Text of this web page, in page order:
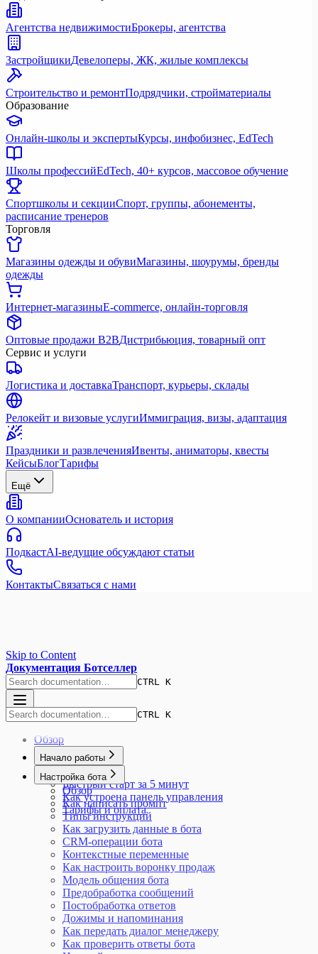
Агентства недвижимостиБрокеры, агентства
ЗастройщикиДевелоперы, ЖК, жилые комплексы
Строительство и ремонтПодрядчики, стройматериалы
Образование
Онлайн-школы и экспертыКурсы, инфобизнес, EdTech
Школы профессийEdTech, 40+ курсов, массовое обучение
Спортшколы и секцииСпорт, группы, абонементы,
расписание тренеров
Торговля
Магазины одежды и обувиМагазины, шоурумы, бренды
одежды
Интернет-магазиныE-commerce, онлайн-торговля
Оптовые продажи B2BДистрибьюция, товарный опт
Сервис и услуги
Логистика и доставкаТранспорт, курьеры, склады
Релокейт и визовые услугиИммиграция, визы, адаптация
Праздники и развлеченияИвенты, аниматоры, квесты
КейсыБлогТарифы
Ещё
О компанииОснователь и история
ПодкастAI-ведущие обсуждают статьи
КонтактыСвязаться с нами
Skip to Content
Документация Ботселлер
CTRL K
CTRL K
Обзор
Начало работы
Обзор
Быстрый старт за 5 минут
Как устроена панель управления
Тарифы и оплата
Настройка бота
Обзор
Как написать промпт
Типы инструкций
Как загрузить данные в бота
CRM-операции бота
Контекстные переменные
Как настроить воронку продаж
Модель общения бота
Предобработка сообщений
Постобработка ответов
Дожимы и напоминания
Как передать диалог менеджеру
Как проверить ответы бота